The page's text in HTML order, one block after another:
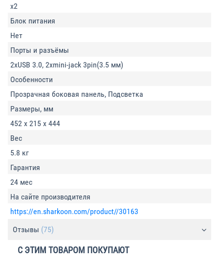
x2
Блок питания
Нет
Порты и разъёмы
2xUSB 3.0, 2xmini-jack 3pin(3.5 мм)
Особенности
Прозрачная боковая панель, Подсветка
Размеры, мм
452 x 215 x 444
Вес
5.8 кг
Гарантия
24 мес
На сайте производителя
https://en.sharkoon.com/product//30163
Отзывы (75)
С ЭТИМ ТОВАРОМ ПОКУПАЮТ